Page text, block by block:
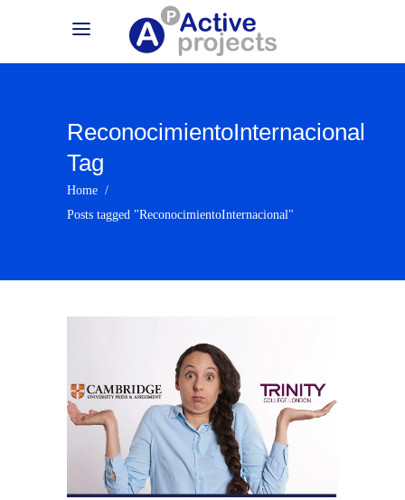
ReconocimientoInternacional
Tag
Home /
Posts tagged "ReconocimientoInternacional"